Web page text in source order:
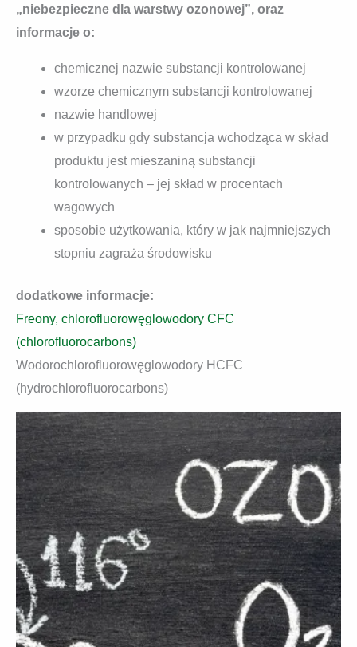
„niebezpieczne dla warstwy ozonowej”, oraz
informacje o:
chemicznej nazwie substancji kontrolowanej
wzorze chemicznym substancji kontrolowanej
nazwie handlowej
w przypadku gdy substancja wchodząca w skład
produktu jest mieszaniną substancji
kontrolowanych – jej skład w procentach
wagowych
sposobie użytkowania, który w jak najmniejszych
stopniu zagraża środowisku
dodatkowe informacje:
Freony, chlorofluorowęglowodory CFC
(chlorofluorocarbons)
Wodorochlorofluorowęglowodory HCFC
(hydrochlorofluorocarbons)